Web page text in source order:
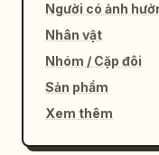
Người có ảnh
Nhân vật
Nhóm / Cặp đôi
Sản phẩm
Xem thêm